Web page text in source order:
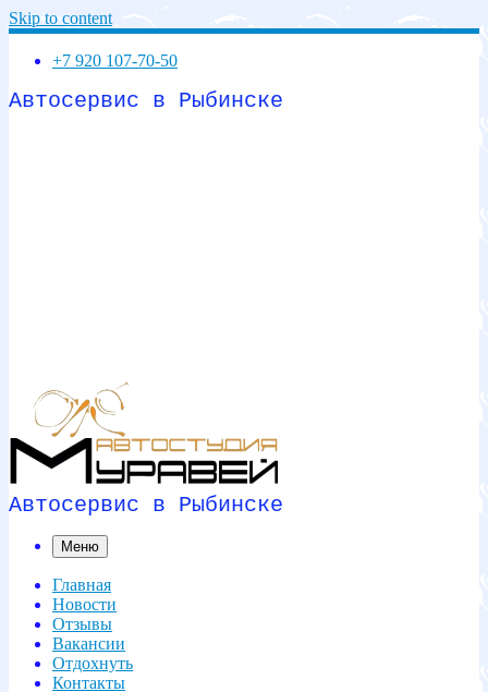
Skip to content
+7 920 107-70-50
Автосервис в Рыбинске
Автосервис в Рыбинске
Меню
Главная
Новости
Отзывы
Вакансии
Отдохнуть
Контакты